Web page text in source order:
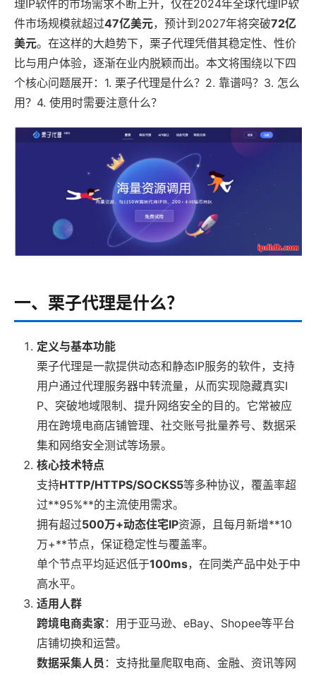
理IP软件的市场需求不断上升，仅在2024年全球代理IP软
件市场规模就超过47亿美元，预计到2027年将突破72亿
美元。在这样的大趋势下，栗子代理凭借其稳定性、性价
比与用户体验，逐渐在业内脱颖而出。本文将围绕以下四
个核心问题展开：1. 栗子代理是什么？2. 靠谱吗？3. 怎么
用？4. 使用时需要注意什么？
一、栗子代理是什么？
定义与基本功能
栗子代理是一款提供动态和静态IP服务的软件，支持
用户通过代理服务器中转流量，从而实现隐藏真实I
P、突破地域限制、提升网络安全的目的。它常被应
用在跨境电商店铺管理、社交账号批量养号、数据采
集和网络安全测试等场景。
核心技术特点
支持HTTP/HTTPS/SOCKS5等多种协议，覆盖率超
过**95%**的主流使用需求。
拥有超过500万+动态住宅IP资源，且每月新增**10
万+**节点，保证稳定性与覆盖率。
单个节点平均延迟低于100ms，在同类产品中处于中
高水平。
适用人群
跨境电商卖家 ：用于亚马逊、eBay、Shopee等平台
店铺切换和运营。
数据采集人员 ：支持批量爬取电商、金融、资讯等网